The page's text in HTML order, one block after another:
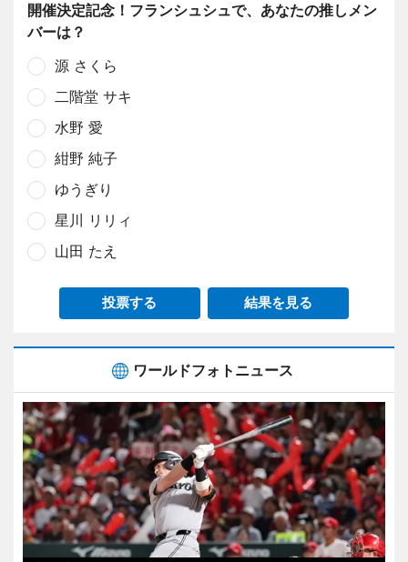
開催決定記念！フランシュシュで、あなたの推しメン
バーは？
源 さくら
二階堂 サキ
水野 愛
紺野 純子
ゆうぎり
星川 リリィ
山田 たえ
投票する 結果を見る
ワールドフォトニュース